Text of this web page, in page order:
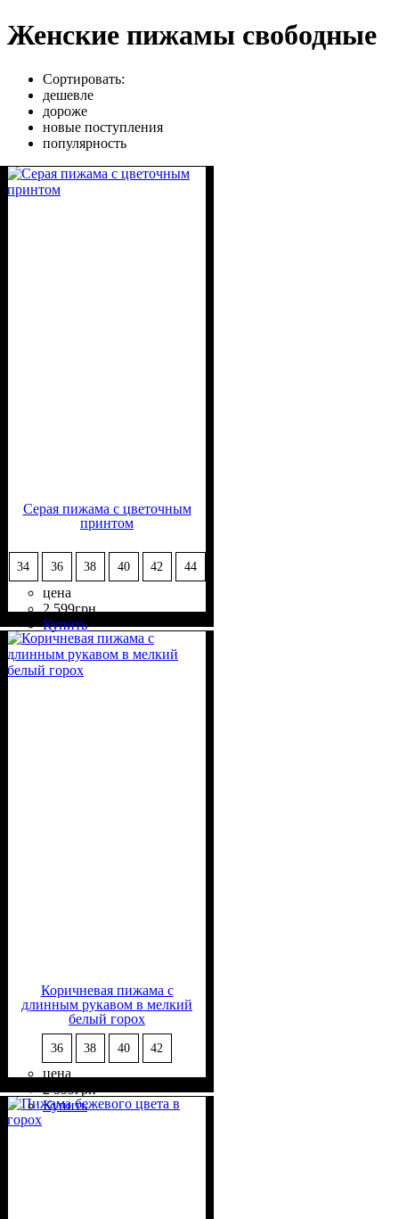
Женские пижамы свободные
Сортировать:
дешевле
дороже
новые поступления
популярность
Серая пижама с цветочным
принтом
34 36 38 40 42 44
цена
2 599грн
Купить
Состав ткани
Вискоза, 50% Полиэстер
Крой: прямой, свободный
Длина: классическая
Длина рукава
Стиль: casual
Коричневая пижама с
длинным рукавом в мелкий
белый горох
36 38 40 42
цена
2 599грн
Купить
Вискоза, 50% Полиэстер